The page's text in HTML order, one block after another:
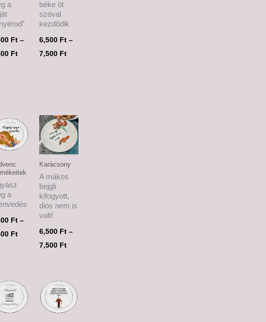
a
Ft –
Ft
béke öt
szóval
kezdődik
6,500 Ft –
7,500 Ft
a
Ft –
Ft
6,500 Ft
-
7,500 Ft
Karácsony
A mákos
bejgli
kifogyott,
diós nem is
volt!
6,500 Ft –
7,500 Ft
6,500 Ft
-
7,500 Ft
6,500 Ft
7,500 Ft
6,500 Ft
-
7,500 Ft